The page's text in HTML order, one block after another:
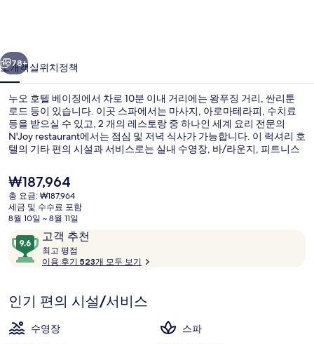
의
사
진
갤
러
리
다음
78+
소개객실위치정책
누오 호텔 베이징에서 차로 10분 이내 거리에는 왕푸징 거리, 싼리툰
로드 등이 있습니다. 이곳 스파에서는 마사지, 아로마테라피, 수치료
등을 받으실 수 있고, 2 개의 레스토랑 중 하나인 세계 요리 전문의
N'Joy restaurant에서는 점심 및 저녁 식사가 가능합니다. 이 럭셔리 호
텔의 기타 편의 시설과 서비스로는 실내 수영장, 바/라운지, 피트니스
요. 가오자위안 역의 경우 7분만 걸으면 갈 수 있고 장타이역도 13분 거
리에 있어요.
현
재
가
격
₩187,964
₩187,964
총 요금: ₩187,964
세금 및 수수료 포함
8월 10일 ~ 8월 11일
이
용
후
고객 추천
10
점
만
중
9.6
점,
최고 평점
고
점
이용 후기 523개 모두 보기
인기 편의 시설/서비스
수영장
스파